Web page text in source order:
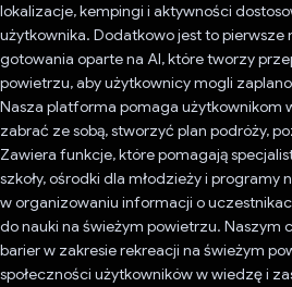
lokalizacje, kempingi i aktywności
użytkownika. Dodatkowo jest to pierwsze
gotowania oparte na AI, które tworzy
powietrzu, aby użytkownicy mogli
Nasza platforma pomaga użytkownikom
zabrać ze sobą, stworzyć plan podróży,
Zawiera funkcje, które pomagają
szkoły, ośrodki dla młodzieży i programy
w organizowaniu informacji o
do nauki na świeżym powietrzu. Naszym
barier w zakresie rekreacji na świeżym
społeczności użytkowników w wiedzę i